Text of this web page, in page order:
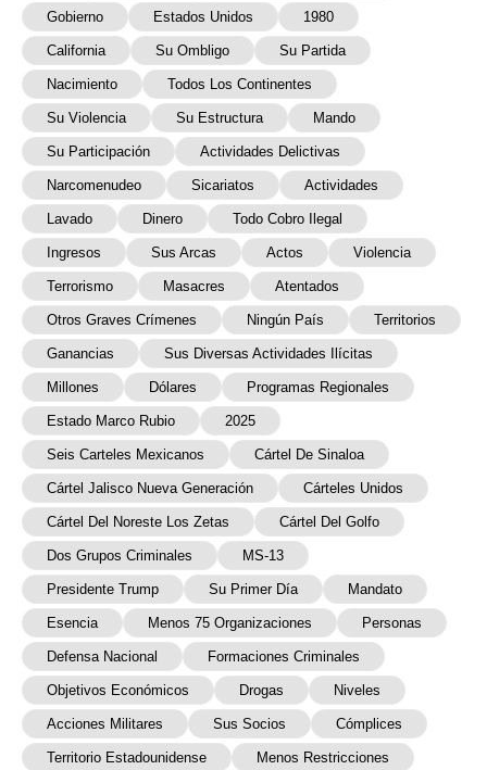
Gobierno Estados Unidos 1980
California Su Ombligo Su Partida
Nacimiento Todos Los Continentes
Su Violencia Su Estructura Mando
Su Participación Actividades Delictivas
Narcomenudeo Sicariatos Actividades
Lavado Dinero Todo Cobro Ilegal
Ingresos Sus Arcas Actos Violencia
Terrorismo Masacres Atentados
Otros Graves Crímenes Ningún País Territorios
Ganancias Sus Diversas Actividades Ilícitas
Millones Dólares Programas Regionales
Estado Marco Rubio 2025
Seis Carteles Mexicanos Cártel De Sinaloa
Cártel Jalisco Nueva Generación Cárteles Unidos
Cártel Del Noreste Los Zetas Cártel Del Golfo
Dos Grupos Criminales MS-13
Presidente Trump Su Primer Día Mandato
Esencia Menos 75 Organizaciones Personas
Defensa Nacional Formaciones Criminales
Objetivos Económicos Drogas Niveles
Acciones Militares Sus Socios Cómplices
Territorio Estadounidense Menos Restricciones